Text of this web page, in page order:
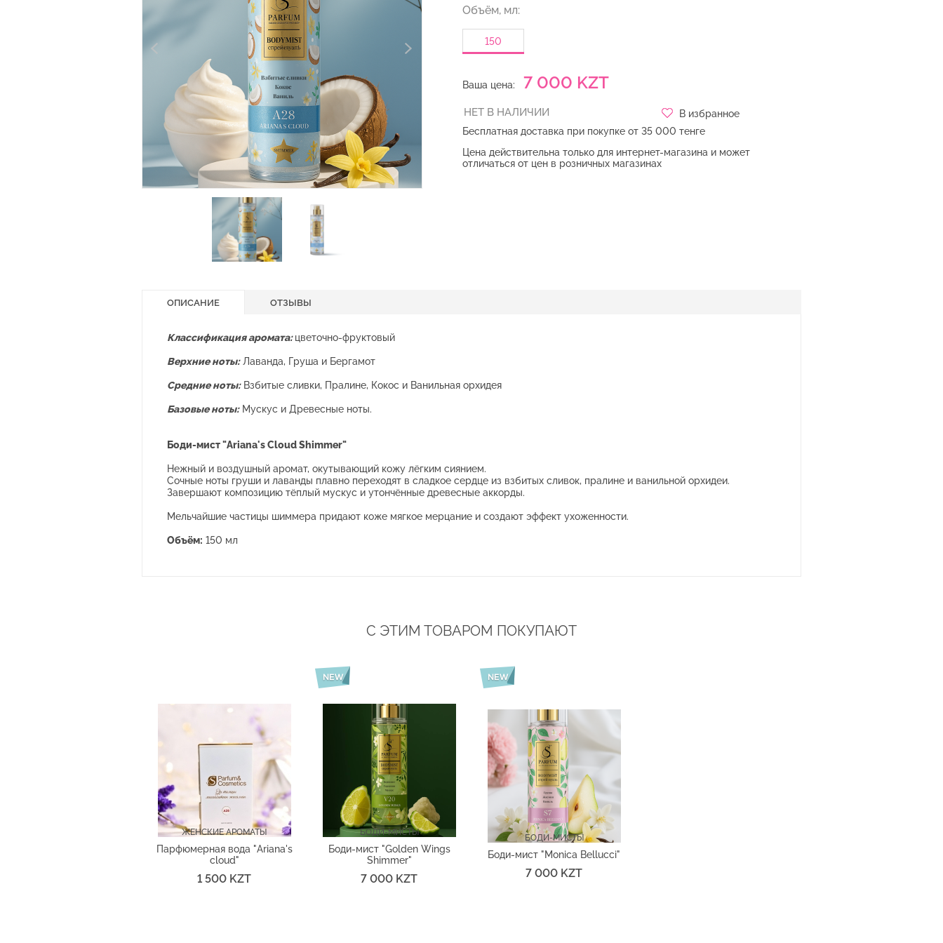
Объём, мл:
150
Ваша цена: 7 000 KZT
В избранное
Бесплатная доставка при покупке от 35 000 тенге
Цена действительна только для интернет-магазина и может
отличаться от цен в розничных магазинах
ОПИСАНИЕ ОТЗЫВЫ
Классификация аромата:цветочно-фруктовый
Верхние ноты:Лаванда, Груша и Бергамот
Средние ноты:Взбитые сливки, Пралине, Кокос и Ванильная орхидея
Базовые ноты:Мускус и Древесные ноты.
Боди-мист "Ariana's Cloud Shimmer"
Нежный и воздушный аромат, окутывающий кожу лёгким сиянием.
Сочные ноты груши и лаванды плавно переходят в сладкое сердце из взбитых сливок, пралине и ванильной орхидеи.
Завершают композицию тёплый мускус и утончённые древесные аккорды.
Мельчайшие частицы шиммера придают коже мягкое мерцание и создают эффект ухоженности.
Объём: 150 мл
С ЭТИМ ТОВАРОМ ПОКУПАЮТ
ЖЕНСКИЕ АРОМАТЫ
Парфюмерная вода "Ariana's
cloud"
1 500 KZT
БОДИ-МИСТЫ
Боди-мист "Golden Wings
Shimmer"
7 000 KZT
БОДИ-МИСТЫ
Боди-мист "Monica Bellucci"
7 000 KZT